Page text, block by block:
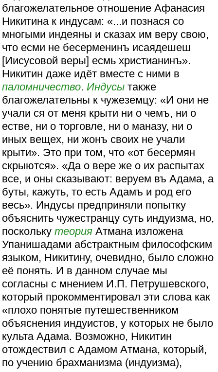
благожелательное отношение Афанасия
Никитина к индусам: «...и познася со
многыми индеяны и сказах им веру свою,
что есми не бесерменинъ исаядешеш
[Иисусовой веры] есмь христианинъ».
Никитин даже идёт вместе с ними в
паломничество.Индусы также
благожелательны к чужеземцу: «И они не
учали ся от меня крыти ни о чемъ, ни о
естве, ни о торговле, ни о маназу, ни о
иных вещех, ни жонъ своих не учали
крыти». Это при том, что «от бесермян
скрыются». «Да о вере же о их распытах
все, и оны сказывают: веруем въ Адама, а
буты, кажуть, то есть Адамъ и род его
весь». Индусы предприняли попытку
объяснить чужестранцу суть индуизма, но,
посколькутеория Атмана изложена
Упанишадами абстрактным философским
языком, Никитину, очевидно, было сложно
её понять. И в данном случае мы
согласны с мнением И.П. Петрушевского,
который прокомментировал эти слова как
«плохо понятые путешественником
объяснения индуистов, у которых не было
культа Адама. Возможно, Никитин
отождествил с Адамом Атмана, который,
по учению брахманизма (индуизма),